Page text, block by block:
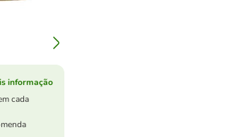
informação
cada